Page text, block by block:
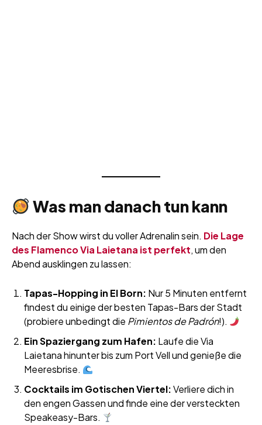
Was man danach tun kann
Nach der Show wirst du voller Adrenalin sein. Die Lage
des Flamenco Via Laietana ist perfekt, um den
Abend ausklingen zu lassen:
Tapas-Hopping in El Born: Nur 5 Minuten entfernt
findest du einige der besten Tapas-Bars der Stadt
(probiere unbedingt die Pimientos de Padrón!).
Ein Spaziergang zum Hafen: Laufe die Via
Laietana hinunter bis zum Port Vell und genieße die
Meeresbrise.
Cocktails im Gotischen Viertel:Verliere dich in
den engen Gassen und finde eine der versteckten
Speakeasy-Bars.